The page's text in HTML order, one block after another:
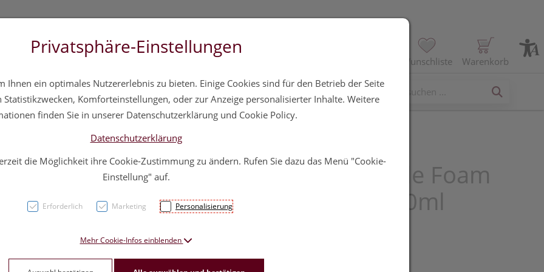
Wunschliste Warenkorb
Hautpflege Familie Nahrungsergänzung Diverses
Dr.grandel Rt Gentle Foam
Cleanser 41622 200ml
26,50 EUR
Privatsphäre-Einstellungen
Ihnen ein optimales Nutzererlebnis zu bieten. Einige Cookies sind für den Betrieb der Seite
Komforteinstellungen, oder zur Anzeige personalisierter Inhalte. Weitere
finden Sie in unserer Datenschutzerklärung und Cookie Policy.
Datenschutzerklärung
die Möglichkeit ihre Cookie-Zustimmung zu ändern. Rufen Sie dazu das Menü "Cookie-
Einstellung" auf.
Erforderlich Marketing Personalisierung
Mehr Cookie-Infos einblenden